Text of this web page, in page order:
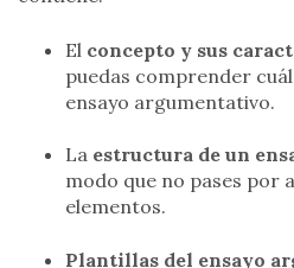
El concepto y sus
puedas comprender
ensayo argumentativo.
La estructura de un
modo que no pases por
elementos.
Plantillas del ensayo